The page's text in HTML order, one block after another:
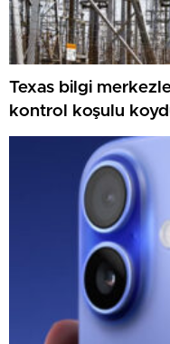
Texas bilgi
kontrol koşulu